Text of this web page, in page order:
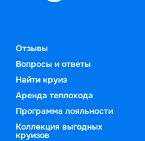
Отзывы
Вопросы и ответы
Найти круиз
Аренда теплохода
Программа лояльности
Коллекция выгодных
круизов